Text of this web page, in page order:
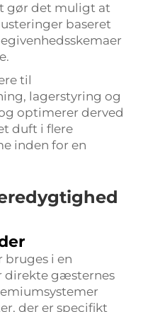
gør det muligt at
baseret
til
lagerstyring og
optimerer derved
duft i flere
inden for en
bruges i en
direkte gæsternes
der er specifikt